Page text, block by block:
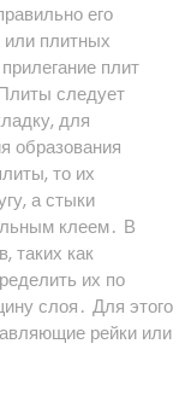
его
плитных
плит
следует
для
образования
то их
а стыки
клеем․ В
таких как
их по
слоя․ Для этого
рейки или